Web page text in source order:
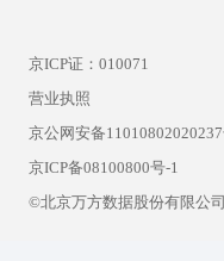
京ICP证：010071
营业执照
京公网安备
京ICP备08100800号-1
©北京万方数据股份有限公